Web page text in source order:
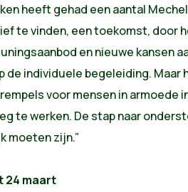
heeft gehad een aantal
te vinden, een toekomst, door
en nieuwe kansen
de individuele begeleiding. Maar
voor mensen in armoede
te werken. De stap naar
moeten zijn.”
24 maart